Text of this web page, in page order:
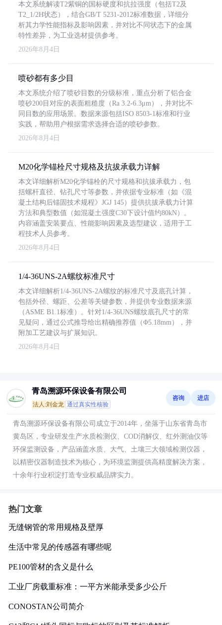
本文系统解读T2紫铜的国标硬度和抗拉强度（包括T2及
T2_1/2H状态），结合GB/T 5231-2012标准数据，详细分
析其力学性能指标及影响因素，并对比不同状态下的金属
特性差异，为工业选材提供参考。
2026年8月4日
喷砂都有多少目
本文系统介绍了喷砂目数的分级标准，重点分析了铝合金
喷砂200目对应的表面粗糙度（Ra 3.2-6.3μm），并对比不
同目数的应用场景。数据来源包括ISO 8503-1标准和行业
实践，帮助用户根据需求选择合适的喷砂参数。
2026年8月4日
M20化学锚栓尺寸规格及抗拔承载力详解
本文详细解析M20化学锚栓的尺寸规格和抗拔承载力，包
括螺杆直径、钻孔尺寸等参数，并依据专业标准（如《混
凝土结构后锚固技术规程》JGJ 145）提供抗拔承载力计算
方法和典型数值（如混凝土强度C30下设计值约80kN）。
内容涵盖安装要点、性能影响因素及选型建议，适用于工
程技术人员参考。
2026年8月4日
1/4-36UNS-2A螺纹标准尺寸
本文详细解析1/4-36UNS-2A螺纹的标准尺寸及底孔计算，
包括外径、螺距、公差等关键参数，并提供专业数据来源
（ASME B1.1标准）。针对1/4-36UNS螺纹底孔尺寸的常
见疑问，通过公式推导给出精确推荐值（Φ5.18mm），并
附加工艺建议与扩展知识。
2026年8月4日
青岛溯源环保设备有限公司
法人:刘金龙 通过真实性核验
咨询 进店
青岛溯源环保设备有限公司成立于2014年，坐落于山东省青岛市
黄岛区，专业研发生产水质检测仪、COD消解仪、红外测油仪等
环保监测设备，产品涵盖水质、大气、土壤三大领域检测仪器，
以精密仪器制造技术为核心，为环境监测提供高精度解决方案，
十余年行业积淀打造专业权威品牌实力。
热门文章
无缝钢管的常用规格及壁厚
生活中常见的传感器有哪些呢
PE100管材的含义是什么
工业厂房载重标准：一平方米能承受多少公斤
CONOSTAN公司简介